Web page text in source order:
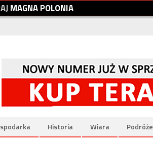
AJMAGNAPOLONIA
Historia Wiara Podróże